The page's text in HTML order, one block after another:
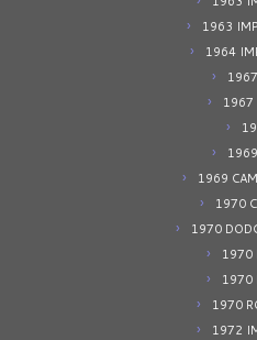
1963
1964
1967
1969
1970
1970
1970
1970
1970
1972